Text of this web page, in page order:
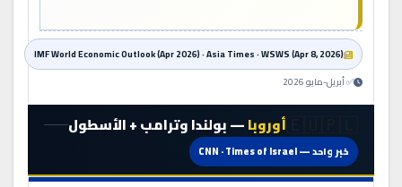
IMF World Economic Outlook (Apr 2026) · Asia Times · WSWS (Apr 8, 2026)
✅ أبريل-مايو 2026
🇪🇺🇵🇱أوروبا— بولندا وترامب + الأسطول
خبر واحد — CNN · Times of Israel